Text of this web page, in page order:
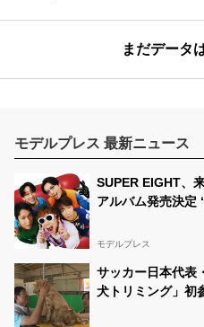
まだデータ
モデルプレス 最新ニュース
SUPER EIGHT、
アルバム発売決定
モデルプレス
サッカー日本代表
犬トリミング」初